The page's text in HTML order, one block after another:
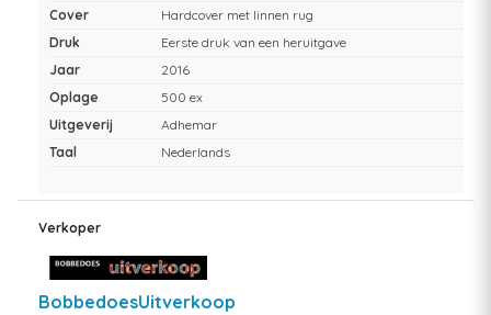
Cover
Hardcover met linnen rug
Druk
Eerste druk van een heruitgave
Jaar
2016
Oplage
500 ex
Uitgeverij
Adhemar
Taal
Nederlands
Verkoper
BobbedoesUitverkoop